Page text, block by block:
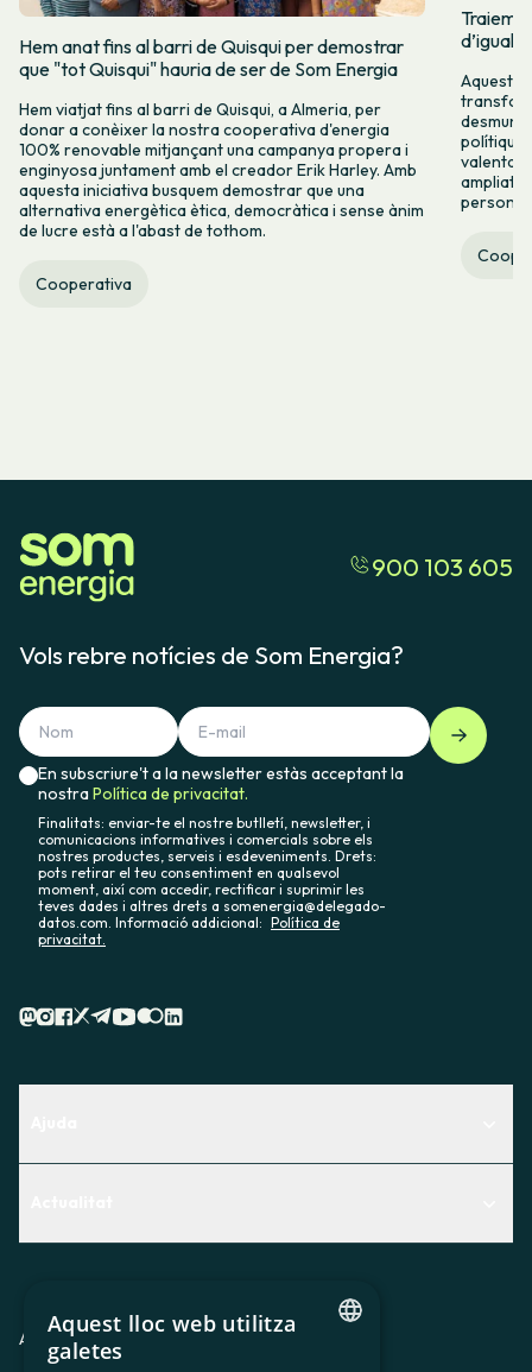
Hem anat fins al barri de Quisqui per demostrar
que "tot Quisqui" hauria de ser de Som Energia
Hem viatjat fins al barri de Quisqui, a Almeria, per
donar a conèixer la nostra cooperativa d'energia
100% renovable mitjançant una campanya propera i
enginyosa juntament amb el creador Erik Harley. Amb
aquesta iniciativa busquem demostrar que una
alternativa energètica ètica, democràtica i sense ànim
de lucre està a l'abast de tothom.
Cooperativa
Traiem
Aquest
valenta
900 103 605
Vols rebre notícies de Som Energia?
En subscriure't a la newsletter estàs acceptant la
nostraPolítica de privacitat.
Finalitats: enviar-te el nostre butlletí, newsletter, i
comunicacions informatives i comercials sobre els
nostres productes, serveis i esdeveniments. Drets:
pots retirar el teu consentiment en qualsevol
moment, així com accedir, rectificar i suprimir les
teves dades i altres drets a somenergia@delegado-
datos.com. Informació addicional: Política de
privacitat.
Premsa
Avis legal Política de privacitatPolítica de cookies
Aquest lloc web utilitza
galetes